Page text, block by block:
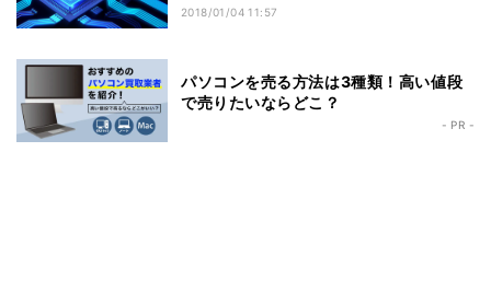
2018/01/04 11:57
パソコンを売る方法は3種類！高い値段
で売りたいならどこ？
- PR -